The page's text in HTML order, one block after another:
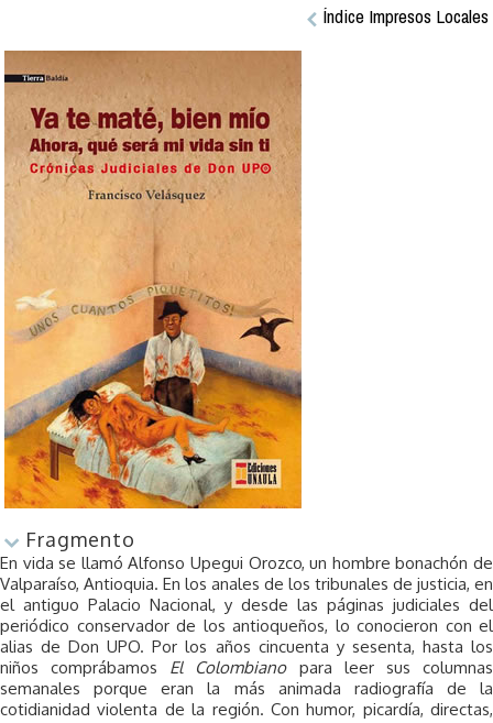
Índice Impresos Locales
Fragmento
En vida se llamó Alfonso Upegui Orozco, un hombre bonachón de
Valparaíso, Antioquia. En los anales de los tribunales de justicia, en
el antiguo Palacio Nacional, y desde las páginas judiciales del
periódico conservador de los antioqueños, lo conocieron con el
alias de Don UPO. Por los años cincuenta y sesenta, hasta los
niños comprábamos El Colombianopara leer sus columnas
semanales porque eran la más animada radiografía de la
cotidianidad violenta de la región. Con humor, picardía, directas,